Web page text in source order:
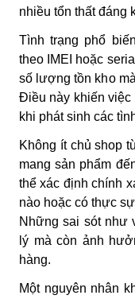
nhiều tổn thất đáng
Tình trạng phổ
theo IMEI hoặc
số lượng tồn kho
Điều này khiến việc
khi phát sinh các
Không ít chủ shop
mang sản phẩm
thể xác định chính
nào hoặc có thực
Những sai sót như
lý mà còn ảnh
hàng.
Một nguyên nhân